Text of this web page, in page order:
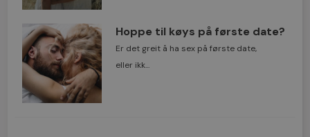
Hoppe til køys på første date?
Er det greit å ha sex på første date,
eller ikk...